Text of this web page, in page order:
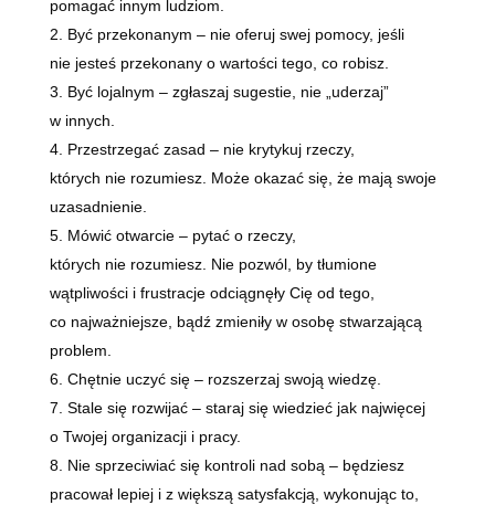
pomagać innym ludziom.
Być przekonanym – nie oferuj swej pomocy, jeśli
nie jesteś przekonany o wartości tego, co robisz.
Być lojalnym – zgłaszaj sugestie, nie „uderzaj”
w innych.
Przestrzegać zasad – nie krytykuj rzeczy,
których nie rozumiesz. Może okazać się, że mają swoje
uzasadnienie.
Mówić otwarcie – pytać o rzeczy,
których nie rozumiesz. Nie pozwól, by tłumione
wątpliwości i frustracje odciągnęły Cię od tego,
co najważniejsze, bądź zmieniły w osobę stwarzającą
problem.
Chętnie uczyć się – rozszerzaj swoją wiedzę.
Stale się rozwijać – staraj się wiedzieć jak najwięcej
o Twojej organizacji i pracy.
Nie sprzeciwiać się kontroli nad sobą – będziesz
pracował lepiej i z większą satysfakcją, wykonując to,